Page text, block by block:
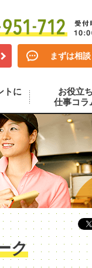
まずは相談
トに
お役立ち
仕事コラ
ク